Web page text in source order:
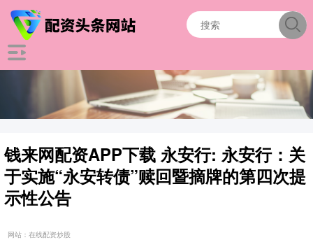
钱来网配资APP下载 永安行: 永安行：关
于实施“永安转债”赎回暨摘牌的第四次提
示性公告
网站：在线配资炒股